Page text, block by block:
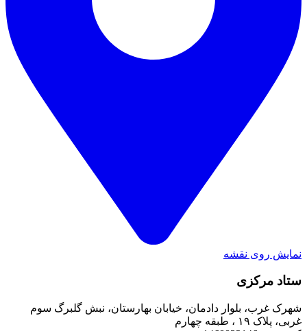
نمایش روی نقشه
ستاد مرکزی
شهرک غرب، بلوار دادمان، خیابان بهارستان، نبش گلبرگ سوم
غربی، پلاک ۱۹ ، طبقه چهارم